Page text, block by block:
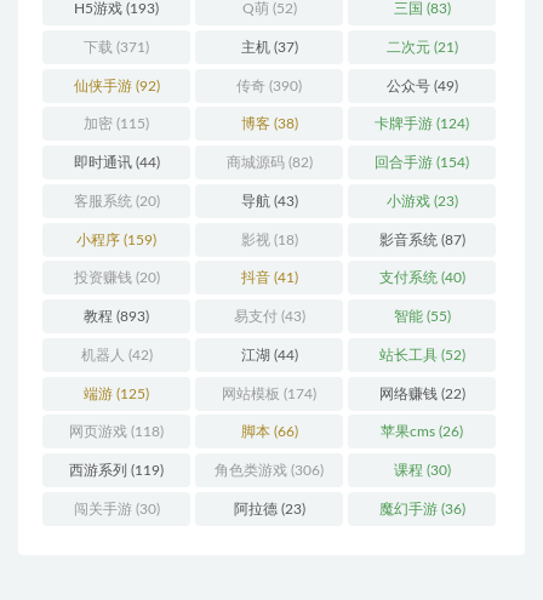
H5游戏 (193) Q萌(52) 三国 (83)
下载 (371) 主机(37) 二次元(21)
仙侠手游(92) 传奇 (390) 公众号(49)
加密 (115) 博客(38) 卡牌手游 (124)
即时通讯(44) 商城源码(82) 回合手游 (154)
客服系统 (20) 导航(43) 小游戏(23)
小程序 (159) 影视(18) 影音系统 (87)
投资赚钱(20) 抖音(41) 支付系统(40)
教程 (893) 易支付(43) 智能(55)
机器人 (42) 江湖 (44) 站长工具(52)
端游 (125) 网站模板 (174) 网络赚钱(22)
网页游戏 (118) 脚本(66) 苹果cms (26)
西游系列 (119) 角色类游戏 (306) 课程 (30)
闯关手游(30) 阿拉德(23) 魔幻手游(36)